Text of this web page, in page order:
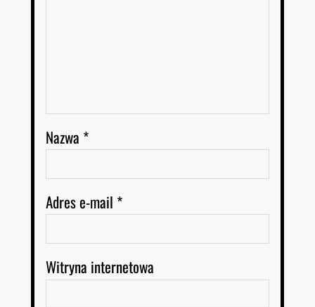
Nazwa *
Adres e-mail *
Witryna internetowa